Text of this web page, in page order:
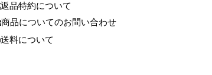
返品特約について
商品についてのお問い合わせ
送料について